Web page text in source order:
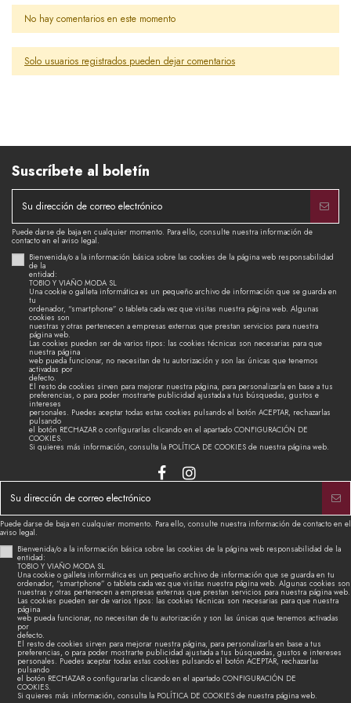
No hay comentarios en este momento
Solo usuarios registrados pueden dejar comentarios
Suscríbete al boletín
Puede darse de baja en cualquier momento. Para ello, consulte nuestra información de
contacto en el aviso legal.
Bienvenida/o a la información básica sobre las cookies de la página web responsabilidad
de la
entidad:
TOBIO Y VIAÑO MODA SL
Una cookie o galleta informática es un pequeño archivo de información que se guarda en
tu
ordenador, “smartphone” o tableta cada vez que visitas nuestra página web. Algunas
cookies son
nuestras y otras pertenecen a empresas externas que prestan servicios para nuestra
página web.
Las cookies pueden ser de varios tipos: las cookies técnicas son necesarias para que
nuestra página
web pueda funcionar, no necesitan de tu autorización y son las únicas que tenemos
activadas por
defecto.
El resto de cookies sirven para mejorar nuestra página, para personalizarla en base a tus
preferencias, o para poder mostrarte publicidad ajustada a tus búsquedas, gustos e
intereses
personales. Puedes aceptar todas estas cookies pulsando el botón ACEPTAR, rechazarlas
pulsando
el botón RECHAZAR o configurarlas clicando en el apartado CONFIGURACIÓN DE
COOKIES.
Si quieres más información, consulta la POLÍTICA DE COOKIES de nuestra página web.
Puede darse de baja en cualquier momento. Para ello, consulte nuestra información de contacto en el
aviso legal.
Bienvenida/o a la información básica sobre las cookies de la página web responsabilidad de la
entidad:
TOBIO Y VIAÑO MODA SL
Una cookie o galleta informática es un pequeño archivo de información que se guarda en tu
ordenador, “smartphone” o tableta cada vez que visitas nuestra página web. Algunas cookies son
nuestras y otras pertenecen a empresas externas que prestan servicios para nuestra página web.
Las cookies pueden ser de varios tipos: las cookies técnicas son necesarias para que nuestra
página
web pueda funcionar, no necesitan de tu autorización y son las únicas que tenemos activadas
por
defecto.
El resto de cookies sirven para mejorar nuestra página, para personalizarla en base a tus
preferencias, o para poder mostrarte publicidad ajustada a tus búsquedas, gustos e intereses
personales. Puedes aceptar todas estas cookies pulsando el botón ACEPTAR, rechazarlas
pulsando
el botón RECHAZAR o configurarlas clicando en el apartado CONFIGURACIÓN DE
COOKIES.
Si quieres más información, consulta la POLÍTICA DE COOKIES de nuestra página web.